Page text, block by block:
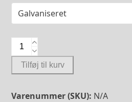
Skillerumsplade
antal
Tilføj til kurv
Varenummer (SKU): N/A